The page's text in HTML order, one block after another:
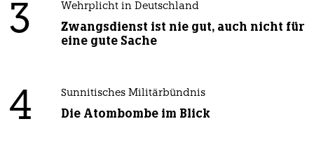
3 Wehrplicht in Deutschland
Zwangsdienst ist nie gut, auch nicht für
eine gute Sache
4 Sunnitisches Militärbündnis
Die Atombombe im Blick